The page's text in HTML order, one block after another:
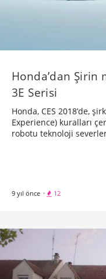
Honda’dan Şirin
3E Serisi
Honda, CES 2018’de,
Experience) kuralları
robotu teknoloji
9 yıl önce · 12